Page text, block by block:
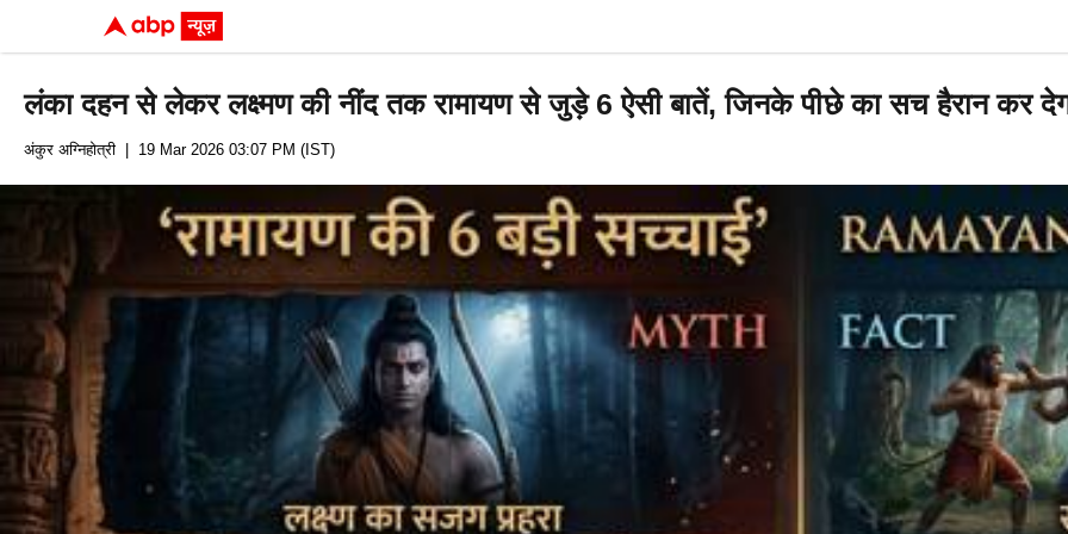
लंका दहन से लेकर लक्ष्मण की नींद तक रामायण से जुड़े 6 ऐसी बातें, जिनके पीछे का सच हैरान कर
अंकुर अग्निहोत्री | 19 Mar 2026 03:07 PM (IST)